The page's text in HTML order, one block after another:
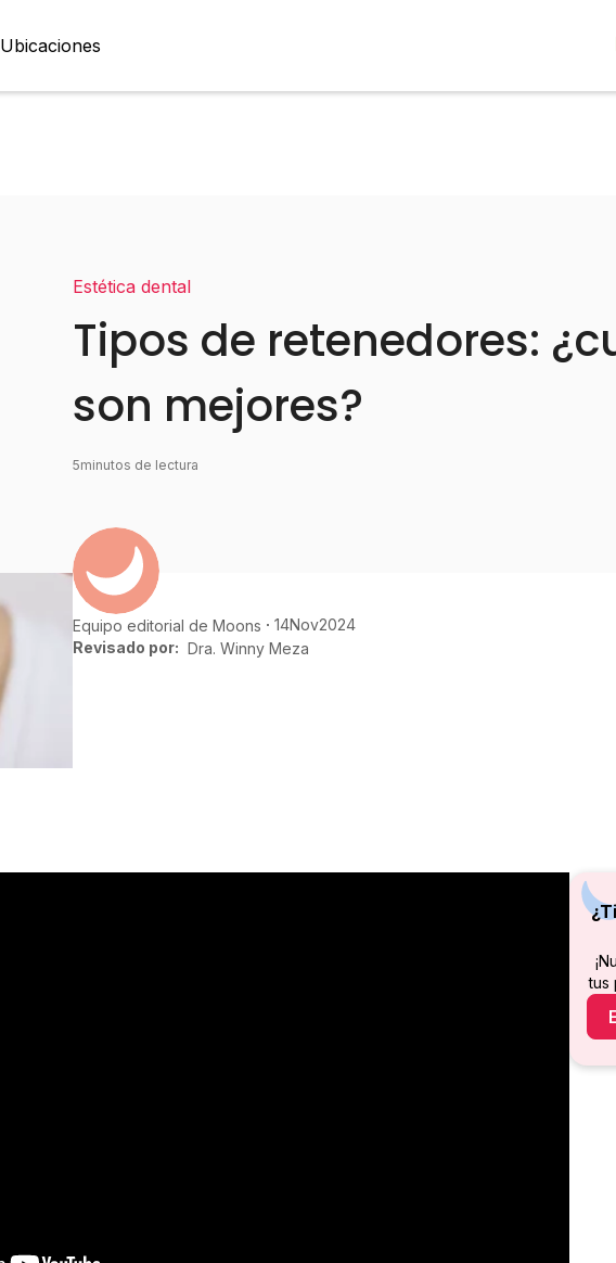
Ubicaciones
Estética dental
Tipos de retenedores:
son mejores?
5minutos de lectura
Equipo editorial de Moons 14Nov2024
Revisado por: Dra. Winny Meza
tus